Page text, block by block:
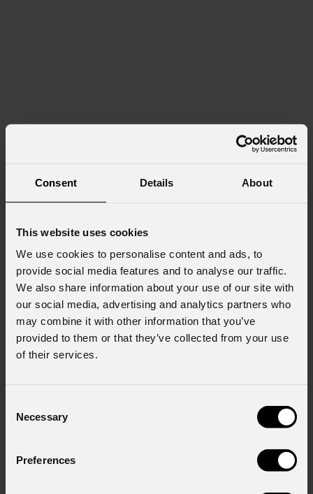
Consent Details About
This website uses cookies
We use cookies to personalise content and ads, to
provide social media features and to analyse our traffic.
We also share information about your use of our site with
our social media, advertising and analytics partners who
may combine it with other information that you’ve
provided to them or that they’ve collected from your use
of their services.
Selection
Necessary
Preferences
Custom